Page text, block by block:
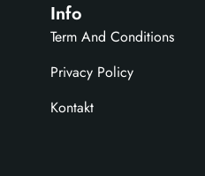
Info
Term And Conditions
Privacy Policy
Kontakt